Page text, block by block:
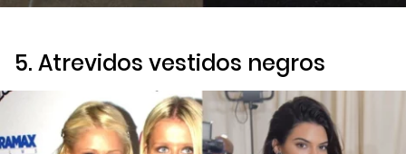
5. Atrevidos vestidos negros